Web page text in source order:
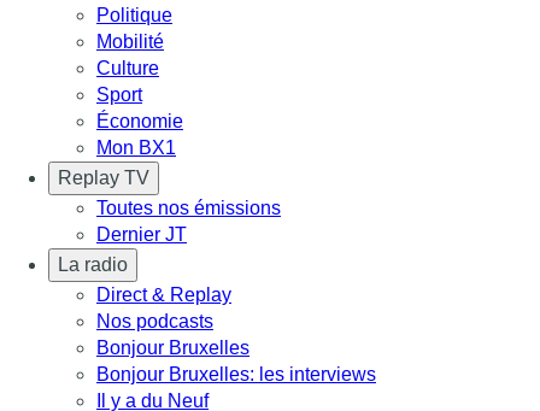
Politique
Mobilité
Culture
Sport
Économie
Mon BX1
Replay TV
Toutes nos émissions
Dernier JT
La radio
Direct & Replay
Nos podcasts
Bonjour Bruxelles
Bonjour Bruxelles: les interviews
Il y a du Neuf